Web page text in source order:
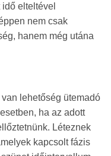
elteltével
nem csak
hanem még utána
lehetőség ütemadó
ha az adott
Léteznek
kapcsolt fázis